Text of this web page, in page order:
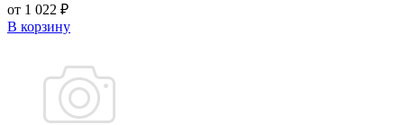
от 1 022 ₽
В корзину